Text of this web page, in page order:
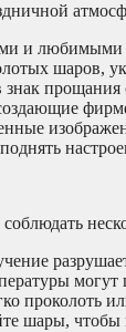
и любимыми
шаров,
проколоть
шары, чтобы